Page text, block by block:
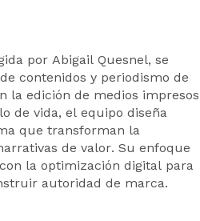
por Abigail Quesnel, se
contenidos y periodismo de
la edición de medios impresos
de vida, el equipo diseña
que transforman la
de valor. Su enfoque
la optimización digital para
autoridad de marca.